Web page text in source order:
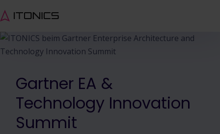
Gartner EA &
Technology Innovation
Summit